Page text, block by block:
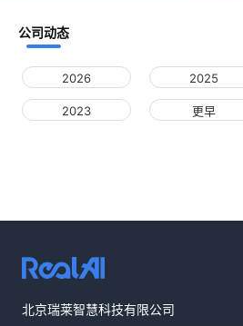
公司动态
2026 2025
2023 更早
北京瑞莱智慧科技有限公司